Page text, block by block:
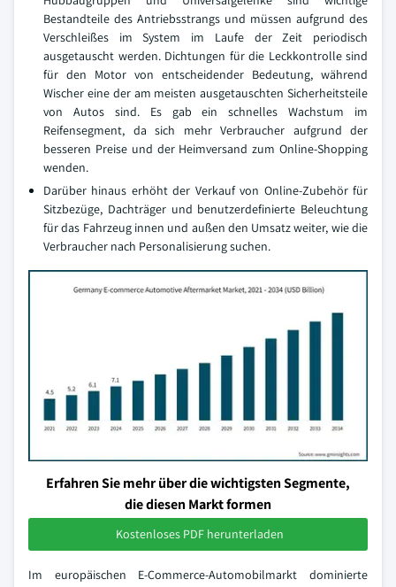
Bestandteile des Antriebsstrangs und müssen aufgrund des
Verschleißes im System im Laufe der Zeit periodisch
ausgetauscht werden. Dichtungen für die Leckkontrolle sind
für den Motor von entscheidender Bedeutung, während
Wischer eine der am meisten ausgetauschten Sicherheitsteile
von Autos sind. Es gab ein schnelles Wachstum im
Reifensegment, da sich mehr Verbraucher aufgrund der
besseren Preise und der Heimversand zum Online-Shopping
wenden.
Darüber hinaus erhöht der Verkauf von Online-Zubehör für
Sitzbezüge, Dachträger und benutzerdefinierte Beleuchtung
für das Fahrzeug innen und außen den Umsatz weiter, wie die
Verbraucher nach Personalisierung suchen.
Erfahren Sie mehr über die wichtigsten Segmente,
die diesen Markt formen
Kostenloses PDF herunterladen
Im europäischen E-Commerce-Automobilmarkt dominierte